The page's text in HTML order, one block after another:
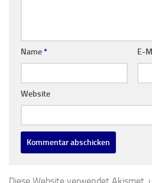
Name* E-
Website
Diese Website verwendet Akismet,